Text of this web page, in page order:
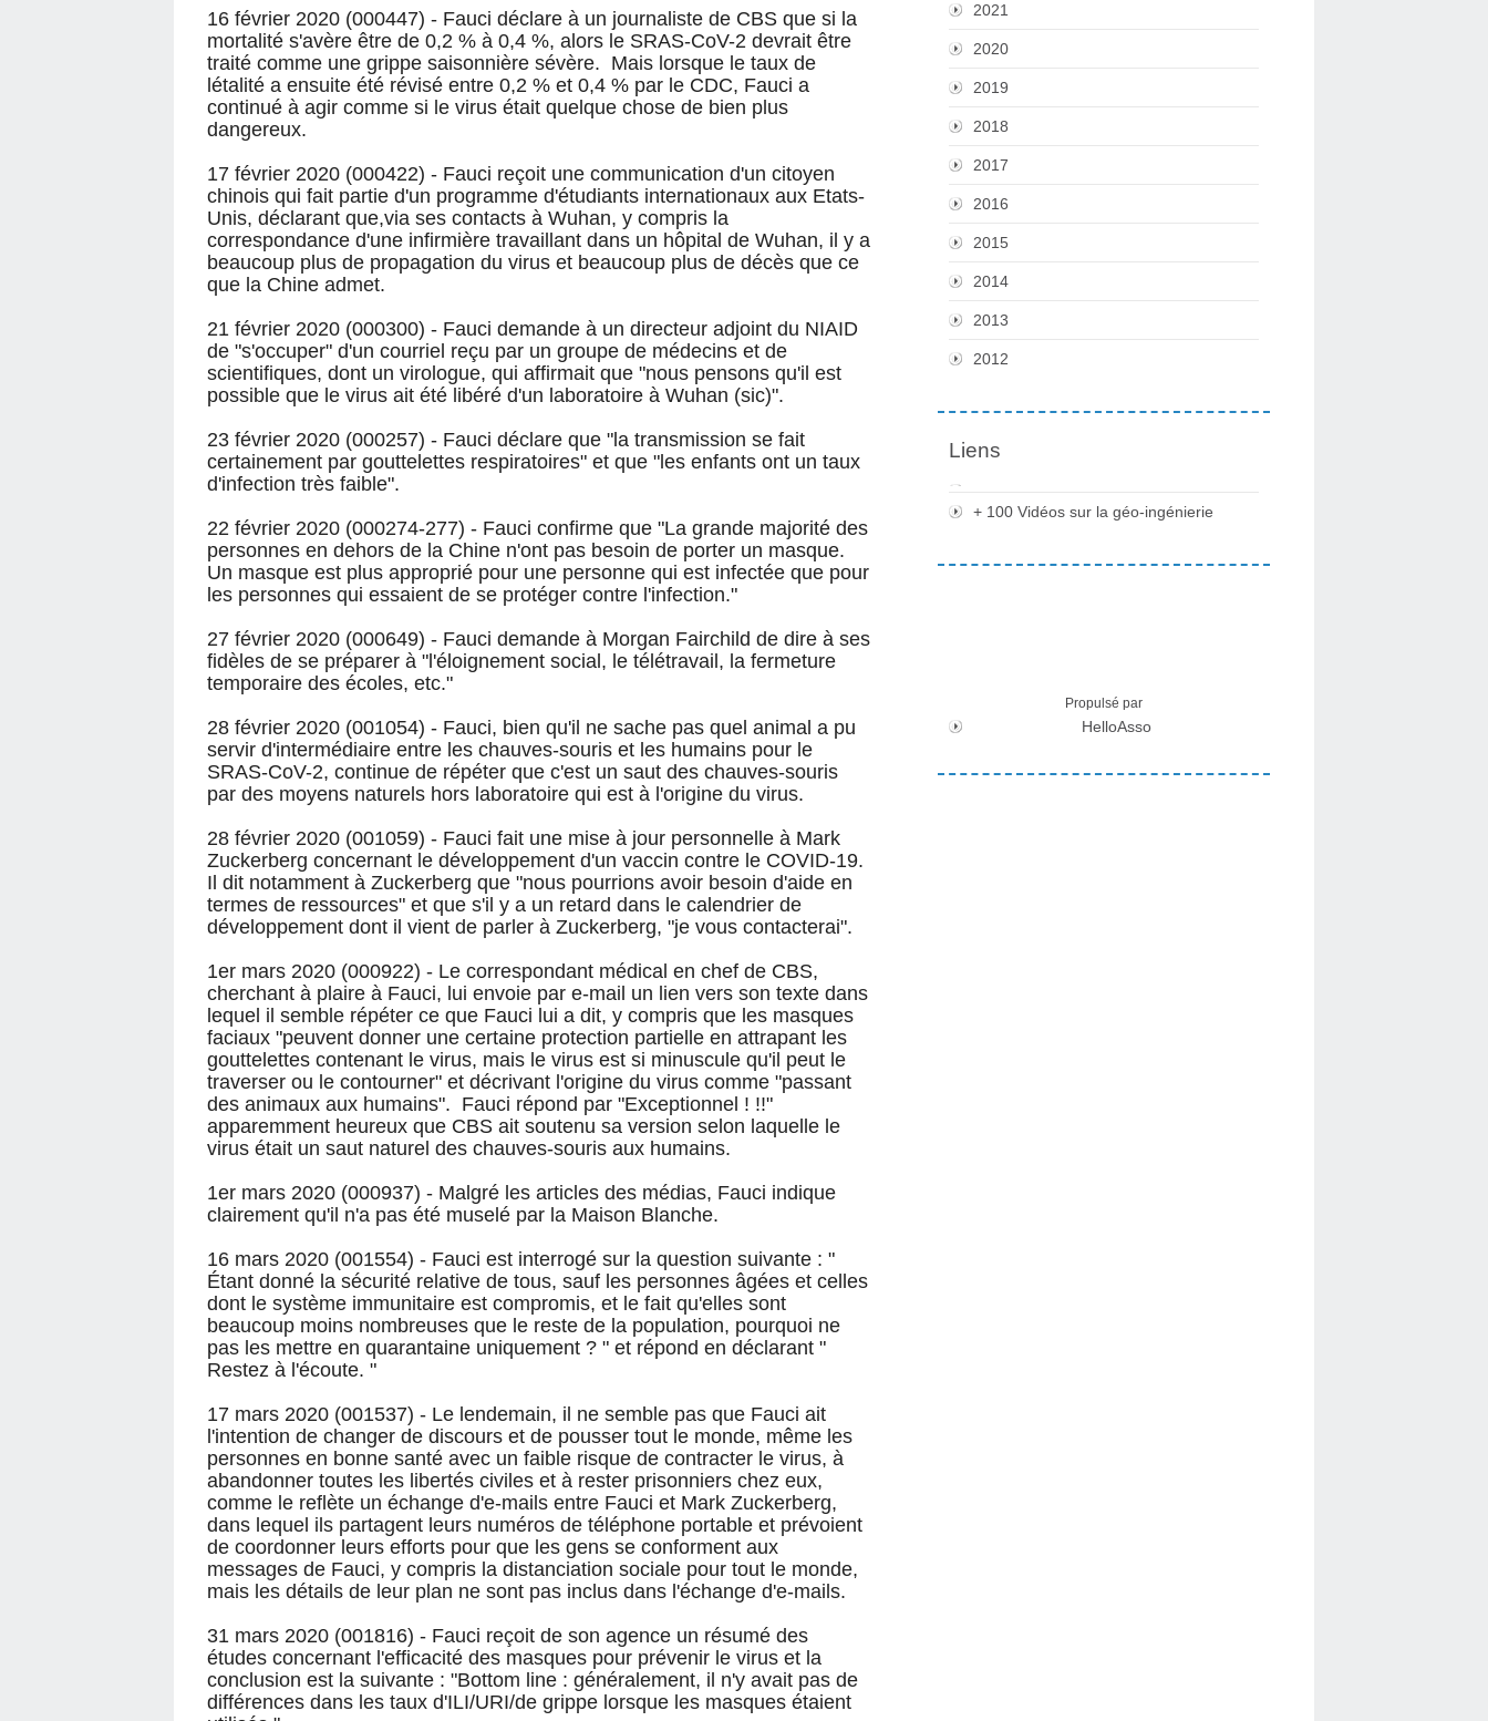
16 février 2020 (000447) - Fauci déclare à un journaliste de CBS que si la
mortalité s'avère être de 0,2 % à 0,4 %, alors le SRAS-CoV-2 devrait être
traité comme une grippe saisonnière sévère. Mais lorsque le taux de
létalité a ensuite été révisé entre 0,2 % et 0,4 % par le CDC, Fauci a
continué à agir comme si le virus était quelque chose de bien plus
dangereux.
17 février 2020 (000422) - Fauci reçoit une communication d'un citoyen
chinois qui fait partie d'un programme d'étudiants internationaux aux Etats-
Unis, déclarant que,via ses contacts à Wuhan, y compris la
correspondance d'une infirmière travaillant dans un hôpital de Wuhan, il y a
beaucoup plus de propagation du virus et beaucoup plus de décès que ce
que la Chine admet.
21 février 2020 (000300) - Fauci demande à un directeur adjoint du NIAID
de "s'occuper" d'un courriel reçu par un groupe de médecins et de
scientifiques, dont un virologue, qui affirmait que "nous pensons qu'il est
possible que le virus ait été libéré d'un laboratoire à Wuhan (sic)".
23 février 2020 (000257) - Fauci déclare que "la transmission se fait
certainement par gouttelettes respiratoires" et que "les enfants ont un taux
d'infection très faible".
22 février 2020 (000274-277) - Fauci confirme que "La grande majorité des
personnes en dehors de la Chine n'ont pas besoin de porter un masque.
Un masque est plus approprié pour une personne qui est infectée que pour
les personnes qui essaient de se protéger contre l'infection."
27 février 2020 (000649) - Fauci demande à Morgan Fairchild de dire à ses
fidèles de se préparer à "l'éloignement social, le télétravail, la fermeture
temporaire des écoles, etc."
28 février 2020 (001054) - Fauci, bien qu'il ne sache pas quel animal a pu
servir d'intermédiaire entre les chauves-souris et les humains pour le
SRAS-CoV-2, continue de répéter que c'est un saut des chauves-souris
par des moyens naturels hors laboratoire qui est à l'origine du virus.
28 février 2020 (001059) - Fauci fait une mise à jour personnelle à Mark
Zuckerberg concernant le développement d'un vaccin contre le COVID-19.
Il dit notamment à Zuckerberg que "nous pourrions avoir besoin d'aide en
termes de ressources" et que s'il y a un retard dans le calendrier de
développement dont il vient de parler à Zuckerberg, "je vous contacterai".
1er mars 2020 (000922) - Le correspondant médical en chef de CBS,
cherchant à plaire à Fauci, lui envoie par e-mail un lien vers son texte dans
lequel il semble répéter ce que Fauci lui a dit, y compris que les masques
faciaux "peuvent donner une certaine protection partielle en attrapant les
gouttelettes contenant le virus, mais le virus est si minuscule qu'il peut le
traverser ou le contourner" et décrivant l'origine du virus comme "passant
des animaux aux humains". Fauci répond par "Exceptionnel ! !!"
apparemment heureux que CBS ait soutenu sa version selon laquelle le
virus était un saut naturel des chauves-souris aux humains.
1er mars 2020 (000937) - Malgré les articles des médias, Fauci indique
clairement qu'il n'a pas été muselé par la Maison Blanche.
16 mars 2020 (001554) - Fauci est interrogé sur la question suivante : "
Étant donné la sécurité relative de tous, sauf les personnes âgées et celles
dont le système immunitaire est compromis, et le fait qu'elles sont
beaucoup moins nombreuses que le reste de la population, pourquoi ne
pas les mettre en quarantaine uniquement ? " et répond en déclarant "
Restez à l'écoute. "
17 mars 2020 (001537) - Le lendemain, il ne semble pas que Fauci ait
l'intention de changer de discours et de pousser tout le monde, même les
personnes en bonne santé avec un faible risque de contracter le virus, à
abandonner toutes les libertés civiles et à rester prisonniers chez eux,
comme le reflète un échange d'e-mails entre Fauci et Mark Zuckerberg,
dans lequel ils partagent leurs numéros de téléphone portable et prévoient
de coordonner leurs efforts pour que les gens se conforment aux
messages de Fauci, y compris la distanciation sociale pour tout le monde,
mais les détails de leur plan ne sont pas inclus dans l'échange d'e-mails.
31 mars 2020 (001816) - Fauci reçoit de son agence un résumé des
études concernant l'efficacité des masques pour prévenir le virus et la
conclusion est la suivante : "Bottom line : généralement, il n'y avait pas de
différences dans les taux d'ILI/URI/de grippe lorsque les masques étaient
2021
2020
2019
2018
2017
2016
2015
2014
2013
2012
Liens
+ 100 Vidéos sur la géo-ingénierie
Propulsé par
HelloAsso